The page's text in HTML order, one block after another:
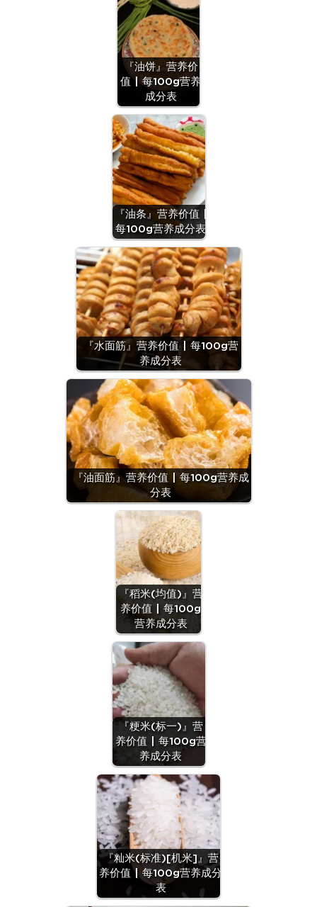
『油饼』营养价
值 | 每100g营养
成分表
『油条』营养价值 |
每100g营养成分表
『水面筋』营养价值 | 每100g营
养成分表
『油面筋』营养价值 | 每100g营养成
分表
『稻米(均值)』营
养价值 | 每100g
营养成分表
『粳米(标一)』营
养价值 | 每100g营
养成分表
『籼米(标准)[机米]』营
养价值 | 每100g营养成分
表